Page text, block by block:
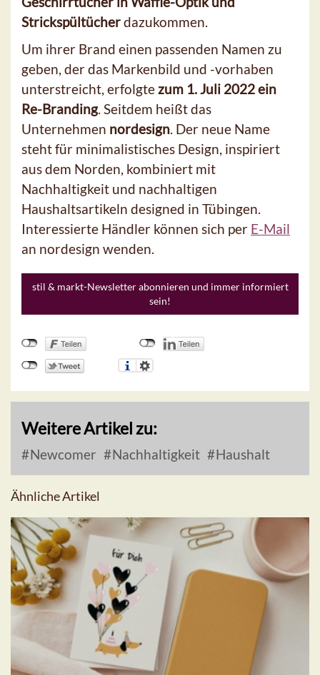
Strickspültücherdazukommen.
Um ihrer Brand einen passenden Namen zu
geben, der das Markenbild und -vorhaben
unterstreicht, erfolgtezum 1. Juli 2022 ein
Re-Branding. Seitdem heißt das
Unternehmen nordesign. Der neue Name
steht für minimalistisches Design, inspiriert
aus dem Norden, kombiniert mit
Nachhaltigkeit und nachhaltigen
Haushaltsartikeln designed in Tübingen.
Interessierte Händler können sich per E-Mail
an nordesign wenden.
stil & markt-Newsletter abonnieren und immer informiert
sein!
Weitere Artikel zu:
Newcomer Nachhaltigkeit Haushalt
Ähnliche Artikel